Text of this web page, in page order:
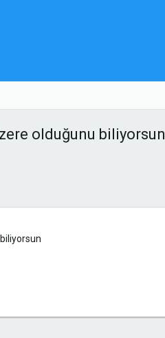
olduğunu biliyorsun